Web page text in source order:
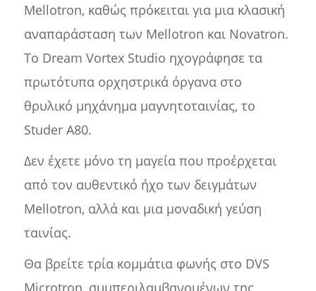
Mellotron, καθώς πρόκειται για μια κλασική
αναπαράσταση των Mellotron και Novatron.
Το Dream Vortex Studio ηχογράφησε τα
πρωτότυπα ορχηστρικά όργανα στο
θρυλικό μηχάνημα μαγνητοταινίας, το
Studer A80.
Δεν έχετε μόνο τη μαγεία που προέρχεται
από τον αυθεντικό ήχο των δειγμάτων
Mellotron, αλλά και μια μοναδική γεύση
ταινίας.
Θα βρείτε τρία κομμάτια φωνής στο DVS
Microtron, συμπεριλαμβανομένων της